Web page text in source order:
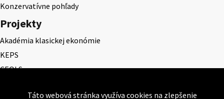
Konzervatívne pohľady
Projekty
Akadémia klasickej ekonómie
KEPS
CEQLS
Táto webová stránka využíva cookies na zlepšenie